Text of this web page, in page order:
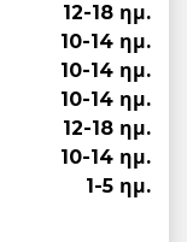
12-18 ημ.
10-14 ημ.
10-14 ημ.
10-14 ημ.
12-18 ημ.
10-14 ημ.
1-5 ημ.